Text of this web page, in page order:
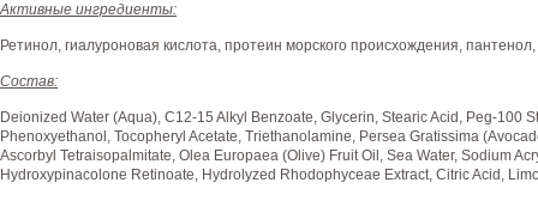
Активные ингредиенты:
Ретинол, гиалуроновая кислота, протеин морского происхождения,
Состав:
Deionized Water (Aqua), C12-15 Alkyl Benzoate, Glycerin, Stearic Acid, Peg-
Phenoxyethanol, Tocopheryl Acetate, Triethanolamine, Persea Gratissima
Ascorbyl Tetraisopalmitate, Olea Europaea (Olive) Fruit Oil, Sea Water, Sodium
Hydroxypinacolone Retinoate, Hydrolyzed Rhodophyceae Extract, Citric Acid,